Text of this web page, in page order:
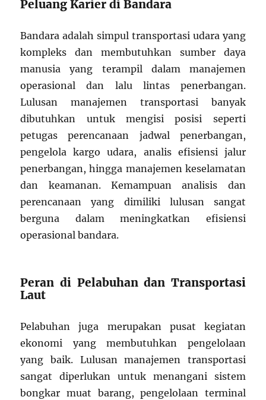
Peluang Karier di Bandara
Bandara adalah simpul transportasi udara yang
kompleks dan membutuhkan sumber daya
manusia yang terampil dalam manajemen
operasional dan lalu lintas penerbangan.
Lulusan manajemen transportasi banyak
dibutuhkan untuk mengisi posisi seperti
petugas perencanaan jadwal penerbangan,
pengelola kargo udara, analis efisiensi jalur
penerbangan, hingga manajemen keselamatan
dan keamanan. Kemampuan analisis dan
perencanaan yang dimiliki lulusan sangat
berguna dalam meningkatkan efisiensi
operasional bandara.
Peran di Pelabuhan dan Transportasi
Laut
Pelabuhan juga merupakan pusat kegiatan
ekonomi yang membutuhkan pengelolaan
yang baik. Lulusan manajemen transportasi
sangat diperlukan untuk menangani sistem
bongkar muat barang, pengelolaan terminal